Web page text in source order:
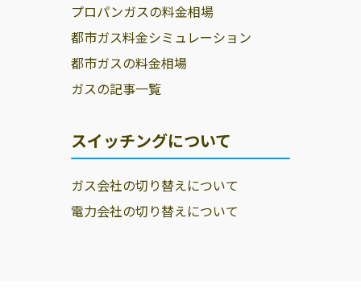
プロパンガスの料金相場
都市ガス料金シミュレーション
都市ガスの料金相場
ガスの記事一覧
スイッチングについて
ガス会社の切り替えについて
電力会社の切り替えについて